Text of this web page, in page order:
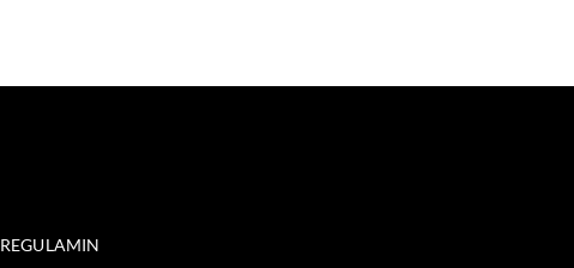
REGULAMIN